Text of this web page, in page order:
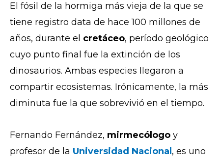
El fósil de la hormiga más vieja de la que se
tiene registro data de hace 100 millones de
años, durante el cretáceo, período geológico
cuyo punto final fue la extinción de los
dinosaurios. Ambas especies llegaron a
compartir ecosistemas. Irónicamente, la más
diminuta fue la que sobrevivió en el tiempo.
Fernando Fernández, mirmecólogo y
profesor de la Universidad Nacional, es uno